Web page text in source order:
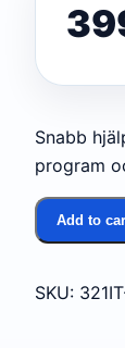
Snabb
program
quantity
Add to
SKU: